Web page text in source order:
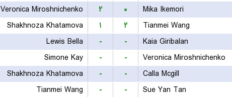
Mika Ikemori
۰ ۲ Veronica Miroshnichenko
Tianmei Wang
۲ ۱ Shakhnoza Khatamova
Kaia Giribalan
-
-
Lewis Bella
Veronica Miroshnichenko
-
-
Simone Kay
Calla Mcgill
-
-
Shakhnoza Khatamova
Sue Yan Tan
-
-
Tianmei Wang